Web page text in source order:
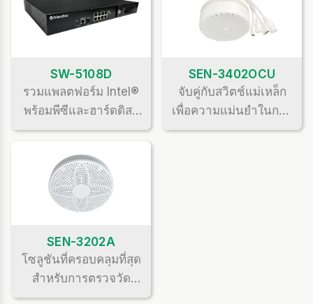
SW-5108D
รวมแพลตฟอร์ม Intel®
พร้อมพีซีและฮาร์ดดิสก์
(HDD) ในตัว สำหรับติด
ภายนอก รองรับการจัด
เก็บและประมวลผล
ข้อมูลในเครื่อง มั่นใจใน
ไม่ต้องพึ่งพาคลาวด์
SEN-3402OCU
จับคู่กับสวิตช์แม่เหล็ก
เพื่อความแม่นยำในการ
ตรวจจับที่ดียิ่งขึ้นสำหรับ
SEN-3202A
โซลูชันที่ครอบคลุมที่สุด
สำหรับการตรวจวัด
คุณภาพอากาศภายใน